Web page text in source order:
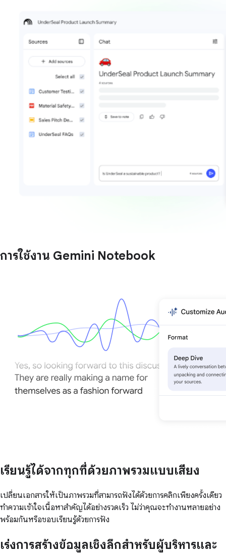
การใช้งาน Gemini Notebook
เรียนรู้ได้จากทุกที่ด้วยภาพรวมแบบเสียง
เปลี่ยนเอกสารให้เป็นภาพรวมที่สามารถฟังได้ด้วยการคลิกเพียงครั้งเดียว
ทำความเข้าใจเนื้อหาสำคัญได้อย่างรวดเร็ว ไม่ว่าคุณจะทำงานหลายอย่าง
พร้อมกันหรือชอบเรียนรู้ด้วยการฟัง
เร่งการสร้างข้อมูลเชิงลึกสำหรับผู้บริหารและ